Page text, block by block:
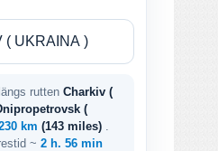
rutten Charkiv (
(
km (143 miles)
~ 2 h. 56 min